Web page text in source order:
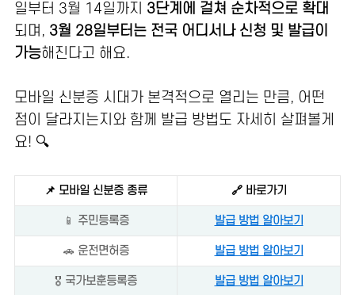
일부터 3월 14일까지 3단계에 걸쳐 순차적으로 확대
되며, 3월 28일부터는 전국 어디서나 신청 및 발급이
가능해진다고 해요.
모바일 신분증 시대가 본격적으로 열리는 만큼, 어떤
점이 달라지는지와 함께 발급 방법도 자세히 살펴볼게
요! 🔍
📌 모바일 신분증 종류 🔗 바로가기
📱 주민등록증 발급 방법 알아보기
🚗 운전면허증 발급 방법 알아보기
🎖️ 국가보훈등록증 발급 방법 알아보기